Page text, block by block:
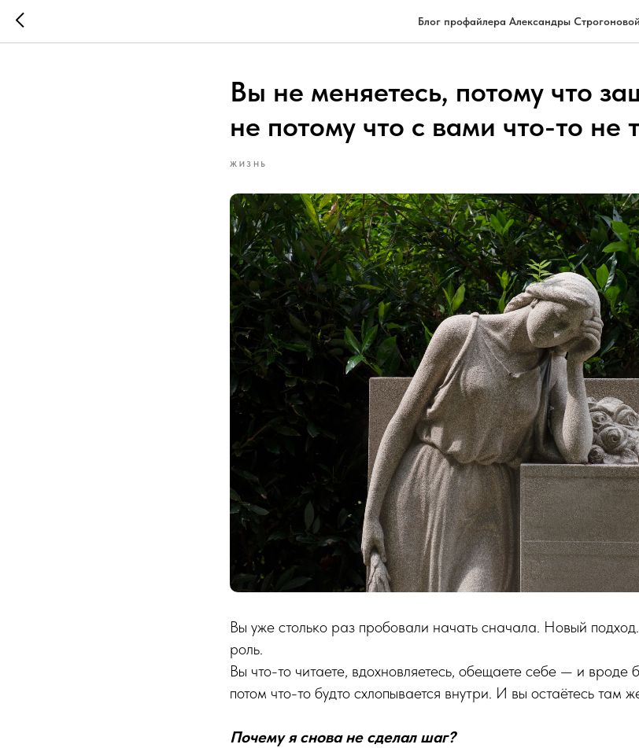
Блог профайлера Александры Строгоновой
Вы не меняетесь, потому что
не потому что с вами что-то не
ЖИЗНЬ
Вы уже столько раз пробовали начать сначала. Новый
роль.
Вы что-то читаете, вдохновляетесь, обещаете себе — и вроде
потом что-то будто схлопывается внутри. И вы остаётесь там
Почему я снова не сделал шаг?